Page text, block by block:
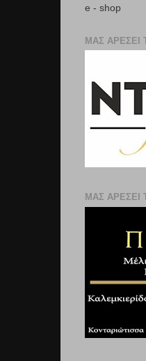
e - shop
ΜΑΣ ΑΡΕΣΕΙ
ΜΑΣ